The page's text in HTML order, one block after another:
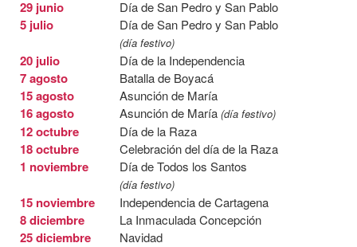
29 junio Día de San Pedro y San Pablo
5 julio Día de San Pedro y San Pablo
(día festivo)
20 julio Día de la Independencia
7 agosto Batalla de Boyacá
15 agosto Asunción de María
16 agosto Asunción de María (día festivo)
12 octubre Día de la Raza
18 octubre Celebración del día de la Raza
1 noviembre Día de Todos los Santos
(día festivo)
15 noviembre Independencia de Cartagena
8 diciembre La Inmaculada Concepción
25 diciembre
Navidad